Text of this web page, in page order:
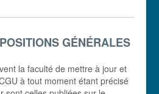
GÉNÉRALES
la faculté de mettre à jour et
à tout moment étant précisé